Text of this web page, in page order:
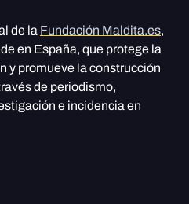
de la Fundación Maldita.es,
en España, que protege la
y promueve la construcción
de periodismo,
e incidencia en